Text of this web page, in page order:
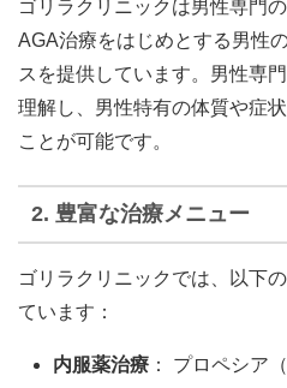
ゴリラクリニックは男性専門
AGA治療をはじめとする男性
スを提供しています。男性専
理解し、男性特有の体質や症
ことが可能です。
2. 豊富な治療メニュー
ゴリラクリニックでは、以下
ています：
内服薬治療 ： プロペシア